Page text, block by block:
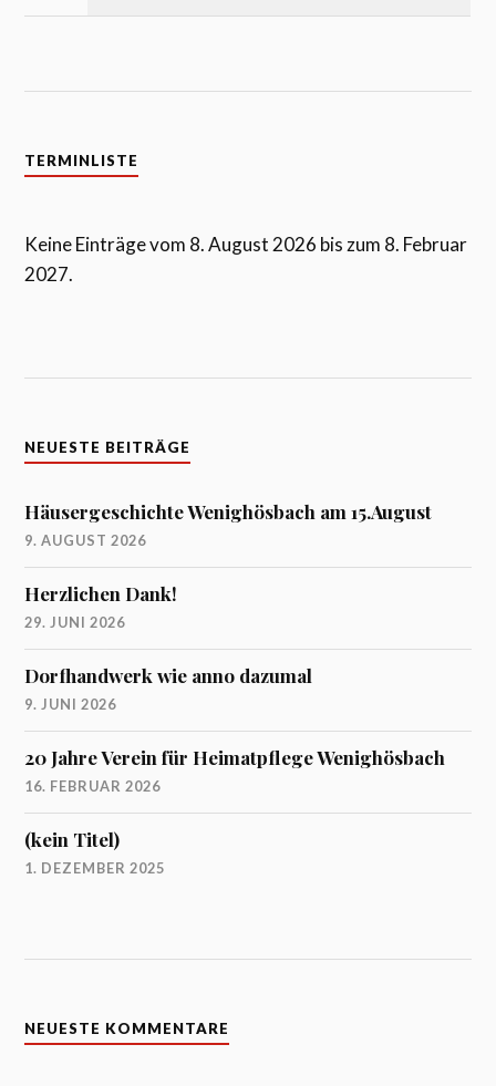
TERMINLISTE
Keine Einträge vom 8. August 2026 bis zum 8. Februar
2027.
NEUESTE BEITRÄGE
Häusergeschichte Wenighösbach am 15.August
9. AUGUST 2026
Herzlichen Dank!
29. JUNI 2026
Dorfhandwerk wie anno dazumal
9. JUNI 2026
20 Jahre Verein für Heimatpflege Wenighösbach
16. FEBRUAR 2026
(kein Titel)
1. DEZEMBER 2025
NEUESTE KOMMENTARE